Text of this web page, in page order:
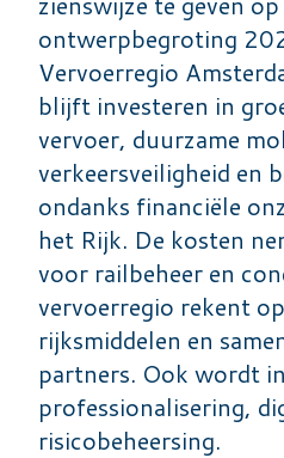
ontwerpbegroting
Vervoerregio
blijft investeren in
vervoer, duurzame
verkeersveiligheid en
ondanks financiële
het Rijk. De kosten
voor railbeheer en
vervoerregio rekent
rijksmiddelen en
partners. Ook wordt
professionalisering,
risicobeheersing.